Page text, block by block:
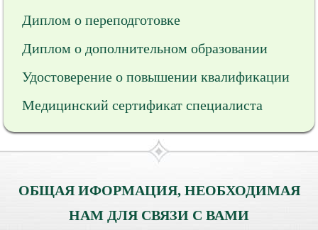
Диплом о переподготовке
Диплом о дополнительном образовании
Удостоверение о повышении квалификации
Медицинский сертификат специалиста
ОБЩАЯ ИФОРМАЦИЯ, НЕОБХОДИМАЯ
НАМ ДЛЯ СВЯЗИ С ВАМИ